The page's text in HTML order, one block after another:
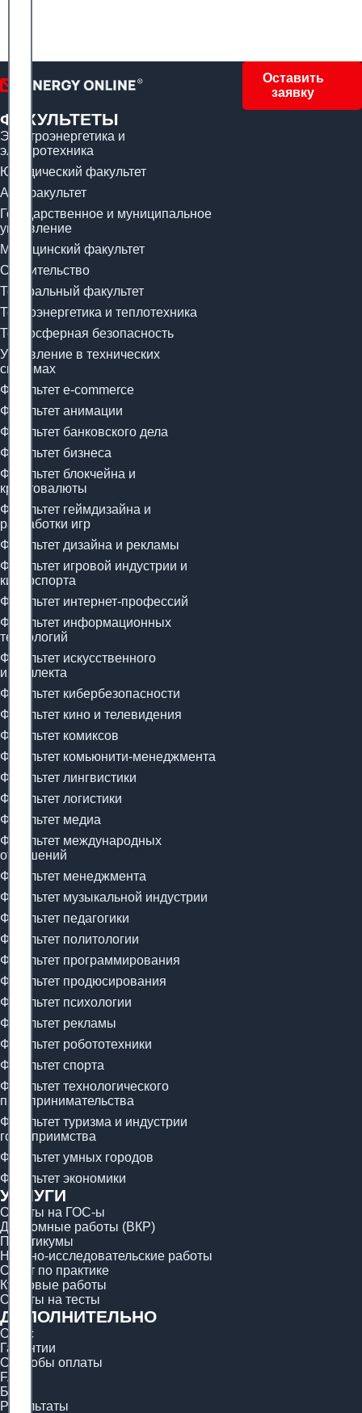
Оставить
заявку
ФАКУЛЬТЕТЫ
Электроэнергетика и
электротехника
Юридический факультет
Арт-факультет
Государственное и муниципальное
управление
Медицинский факультет
Строительство
Театральный факультет
Теплоэнергетика и теплотехника
Техносферная безопасность
Управление в технических
системах
Факультет e-commerce
Факультет анимации
Факультет банковского дела
Факультет бизнеса
Факультет блокчейна и
криптовалюты
Факультет геймдизайна и
разработки игр
Факультет дизайна и рекламы
Факультет игровой индустрии и
киберспорта
Факультет интернет-профессий
Факультет информационных
технологий
Факультет искусственного
интеллекта
Факультет кибербезопасности
Факультет кино и телевидения
Факультет комиксов
Факультет комьюнити-менеджмента
Факультет лингвистики
Факультет логистики
Факультет медиа
Факультет международных
отношений
Факультет менеджмента
Факультет музыкальной индустрии
Факультет педагогики
Факультет политологии
Факультет программирования
Факультет продюсирования
Факультет психологии
Факультет рекламы
Факультет робототехники
Факультет спорта
Факультет технологического
предпринимательства
Факультет туризма и индустрии
гостеприимства
Факультет умных городов
Факультет экономики
УСЛУГИ
Ответы на ГОС-ы
Дипломные работы (ВКР)
Практикумы
Научно-исследовательские работы
Отчёт по практике
Курсовые работы
Ответы на тесты
ДОПОЛНИТЕЛЬНО
О нас
Гарантии
Способы оплаты
FAQ
Блог
Результаты